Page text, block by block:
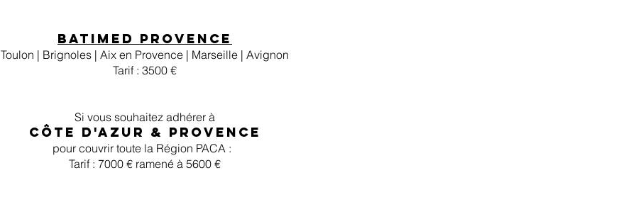
BatiMed Provence
Toulon | Brignoles | Aix en Provence | Marseille | Avignon
Tarif : 3500 €
Si vous souhaitez adhérer à
côte d'azur & Provence
pour couvrir toute la Région PACA :
Tarif : 7000 € ramené à 5600 €